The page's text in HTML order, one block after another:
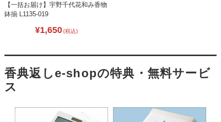
【一括お届け】宇野千代花和み香物
鉢揃 L1135-019
¥1,650(税込)
香典返しe-shopの特典・無料サービ
ス